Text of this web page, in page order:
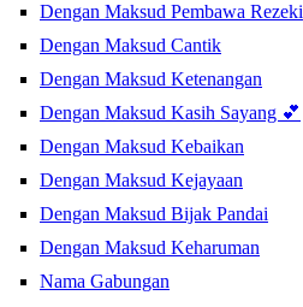
Dengan Maksud Pembawa Rezeki
Dengan Maksud Cantik
Dengan Maksud Ketenangan
Dengan Maksud Kasih Sayang 💕
Dengan Maksud Kebaikan
Dengan Maksud Kejayaan
Dengan Maksud Bijak Pandai
Dengan Maksud Keharuman
Nama Gabungan